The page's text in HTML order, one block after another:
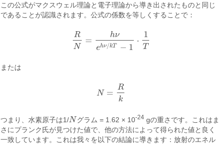
この公式がマクスウェル理論と電子理論から導き出されたものと同じ
であることが認識されます。公式の係数を等しくすることで：
R
N
=
hν
ehν/kT − 1
⋅
1
T
R N= hνehν/kT−1⋅1 T
または
N =
R
k
N=R k
つまり、水素原子は1/N
N グラム = 1.62 × 10-24 gの重さです。これはま
さにプランク氏が見つけた値で、他の方法によって得られた値と良く
一致しています。これは我々を以下の結論に導きます：放射のエネル